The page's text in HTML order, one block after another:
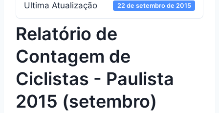
Ultima Atualização 22 de setembro de 2015
Relatório de
Contagem de
Ciclistas - Paulista
2015 (setembro)